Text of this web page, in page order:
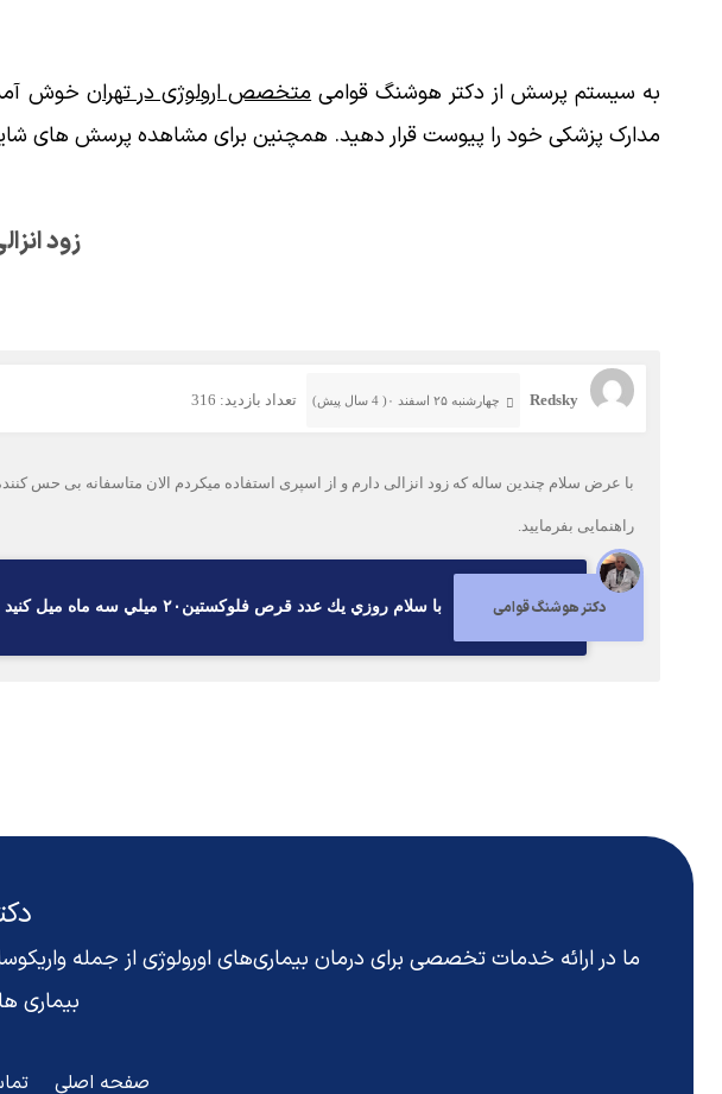
به سیستم پرسش از دکتر هوشنگ قوامیمتخصص ارولوژی در تهران خوش
مدارک پزشکی خود را پیوست قرار دهید. همچنین برای مشاهده پرسش های شایع
زود
Redsky چهارشنبه ۲۵ اسفند ۰( 4 سال پیش) تعداد بازدید: 316
با عرض سلام چندین ساله که زود انزالی دارم و از اسپری استفاده میکردم الان متاسفانه بی حس
راهنمایی بفرمایید.
دکتر هوشنگ قوامی با سلام روزي يك عدد قرص فلوكستين٢٠ ميلي سه ماه ميل كنيد
ما در ارائه خدمات تخصصی برای درمان بیماری‌های اورولوژی از جمله
بیماری
صفحه اصلی